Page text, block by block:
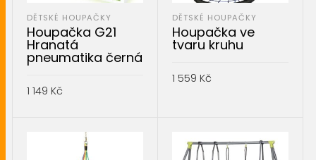
DĚTSKÉ HOUPAČKY
Houpačka G21
Hranatá
pneumatika černá
1 149 Kč
DĚTSKÉ HOUPAČKY
Houpačka ve
tvaru kruhu
1 559 Kč